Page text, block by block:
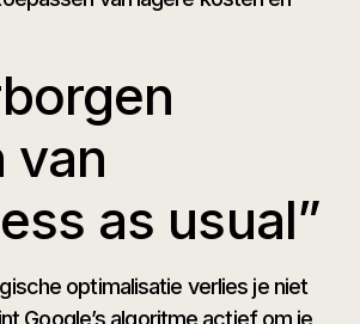
van
as usual”
optimalisatie verlies je niet
Google’s algoritme actief om je